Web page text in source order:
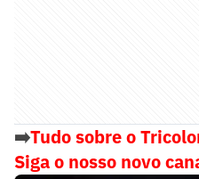
➡️Tudo sobre o
Siga o nosso novo